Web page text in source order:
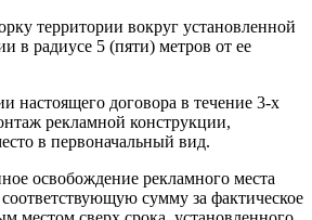
территории вокруг установленной
в радиусе 5 (пяти) метров от ее
настоящего договора в течение 3-х
рекламной конструкции,
в первоначальный вид.
освобождение рекламного места
сумму за фактическое